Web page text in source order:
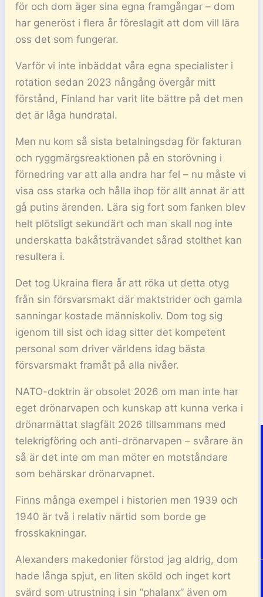
för och dom äger sina egna framgångar – dom
har generöst i flera år föreslagit att dom vill lära
oss det som fungerar.
Varför vi inte inbäddat våra egna specialister i
rotation sedan 2023 nångång övergår mitt
förstånd, Finland har varit lite bättre på det men
det är låga hundratal.
Men nu kom så sista betalningsdag för fakturan
och ryggmärgsreaktionen på en storövning i
förnedring var att alla andra har fel – nu måste vi
visa oss starka och hålla ihop för allt annat är att
gå putins ärenden. Lära sig fort som fanken blev
helt plötsligt sekundärt och man skall nog inte
underskatta bakåtsträvandet sårad stolthet kan
resultera i.
Det tog Ukraina flera år att röka ut detta otyg
från sin försvarsmakt där maktstrider och gamla
sanningar kostade människoliv. Dom tog sig
igenom till sist och idag sitter det kompetent
personal som driver världens idag bästa
försvarsmakt framåt på alla nivåer.
NATO-doktrin är obsolet 2026 om man inte har
eget drönarvapen och kunskap att kunna verka i
drönarmättat slagfält 2026 tillsammans med
telekrigföring och anti-drönarvapen – svårare än
så är det inte om man möter en motståndare
som behärskar drönarvapnet.
Finns många exempel i historien men 1939 och
1940 är två i relativ närtid som borde ge
frosskakningar.
Alexanders makedonier förstod jag aldrig, dom
hade långa spjut, en liten sköld och inget kort
svärd som utrustning i sin ”phalanx” även om